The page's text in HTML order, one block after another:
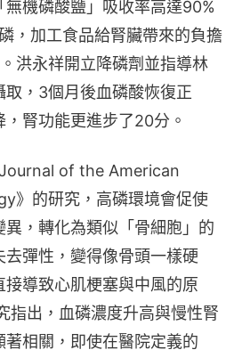
機磷酸鹽」吸收率高達90%
，加工食品給腎臟帶來的負擔
洪永祥開立降磷劑並指導林
，3個月後血磷酸恢復正
腎功能更進步了20分。
of the American
》的研究，高磷環境會促使
，轉化為類似「骨細胞」的
彈性，變得像骨頭一樣硬
導致心肌梗塞與中風的原
指出，血磷濃度升高與慢性腎
相關，即使在醫院定義的